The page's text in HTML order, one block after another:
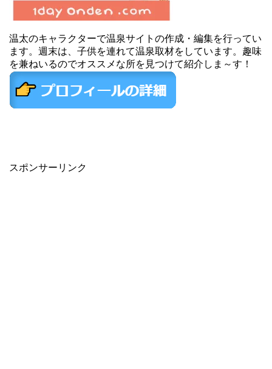
温太のキャラクターで温泉サイトの作成・編集を行ってい
ます。週末は、子供を連れて温泉取材をしています。趣味
を兼ねいるのでオススメな所を見つけて紹介しま～す！
スポンサーリンク